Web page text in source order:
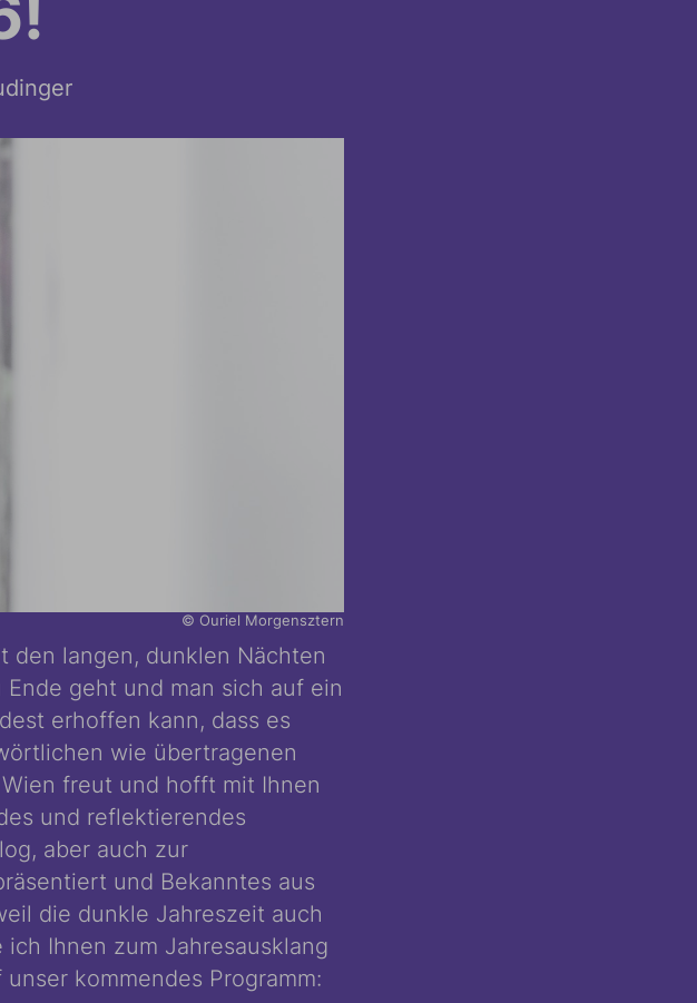
© Ouriel Morgensztern
den langen, dunklen Nächten
geht und man sich auf ein
erhoffen kann, dass es
wie übertragenen
freut und hofft mit Ihnen
und reflektierendes
aber auch zur
und Bekanntes aus
die dunkle Jahreszeit auch
Ihnen zum Jahresausklang
kommendes Programm: